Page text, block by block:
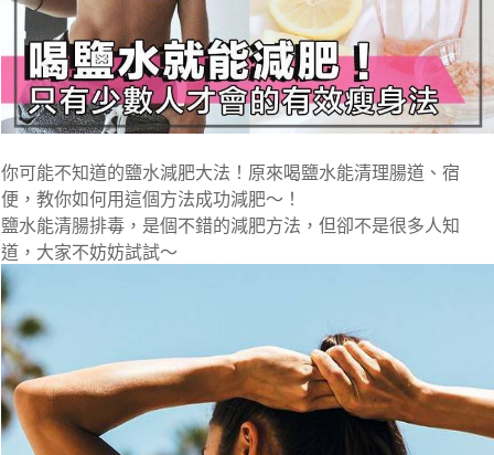
你可能不知道的鹽水減肥大法！原來喝鹽水能清理腸道、宿
便，教你如何用這個方法成功減肥～！
鹽水能清腸排毒，是個不錯的減肥方法，但卻不是很多人知
道，大家不妨妨試試～